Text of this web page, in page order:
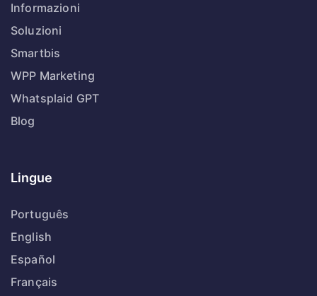
Informazioni
Soluzioni
Smartbis
WPP Marketing
Whatsplaid GPT
Blog
Lingue
Português
English
Español
Français